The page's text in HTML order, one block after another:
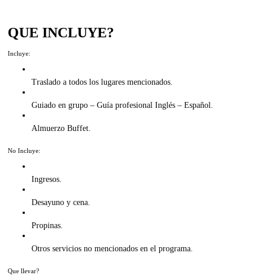
QUE INCLUYE?
Incluye:
Traslado a todos los lugares mencionados.
Guiado en grupo – Guía profesional Inglés – Español.
Almuerzo Buffet.
No Incluye:
Ingresos.
Desayuno y cena.
Propinas.
Otros servicios no mencionados en el programa.
Que llevar?